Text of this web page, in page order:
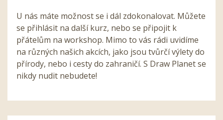
U nás máte možnost se i dál zdokonalovat. Můžete
se přihlásit na další kurz, nebo se připojit k
přátelům na workshop. Mimo to vás rádi uvidíme
na různých našich akcích, jako jsou tvůrčí výlety do
přírody, nebo i cesty do zahraničí. S Draw Planet se
nikdy nudit nebudete!